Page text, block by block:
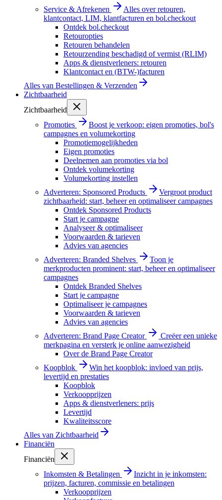
Service & Afrekenen
Alles over retouren,
klantcontact, LIM, klantfacturen en bol.checkout
Ontdek bol.checkout
Retouropties
Retouren behandelen
Retourzending beschadigd of vermist (RLIM)
Apps & dienstverleners: retouren
Klantcontact en (BTW-)facturen
Alles van Bestellingen & Verzenden
Zichtbaarheid
Zichtbaarheid
Promoties
Boost je verkoop: eigen promoties, bol's
campagnes en volumekorting
Promotiemogelijkheden
Eigen promoties
Deelnemen aan promoties via bol
Ontdek volumekorting
Volumekorting instellen
Adverteren: Sponsored Products
Vergroot product
zichtbaarheid: start, beheer en optimaliseer campagnes
Ontdek Sponsored Products
Start je campagne
Analyseer & optimaliseer
Voorwaarden & tarieven
Advies van agencies
Adverteren: Branded Shelves
Toon je
merkproducten prominent: start, beheer en optimaliseer
campagnes
Ontdek Branded Shelves
Start je campagne
Optimaliseer je campagnes
Voorwaarden & tarieven
Advies van agencies
Adverteren: Brand Page Creator
Creëer een unieke
merkpagina en versterk je online aanwezigheid
Over de Brand Page Creator
Koopblok
Win het koopblok: invloed van prijs,
levertijd en prestaties
Koopblok
Verkoopprijzen
Apps & dienstverleners: prijs
Levertijd
Kwaliteitsscore
Alles van Zichtbaarheid
Financiën
Financiën
Inkomsten & Betalingen
Inzicht in je inkomsten:
prijzen, facturen, commissie en betalingen
Verkoopprijzen